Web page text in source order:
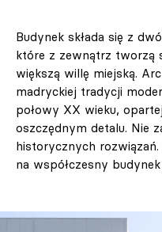
Budynek składa się z
które z zewnątrz tworzą
większą willę miejską.
madryckiej tradycji
połowy XX wieku,
oszczędnym detalu. Nie
historycznych
na współczesny